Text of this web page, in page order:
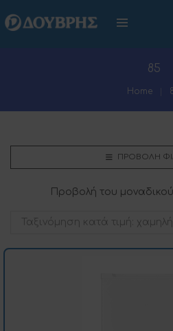
85
Home
ΠΡΟΒΟΛΉ
Προβολή του
Ταξινόμηση κατά τιμή: